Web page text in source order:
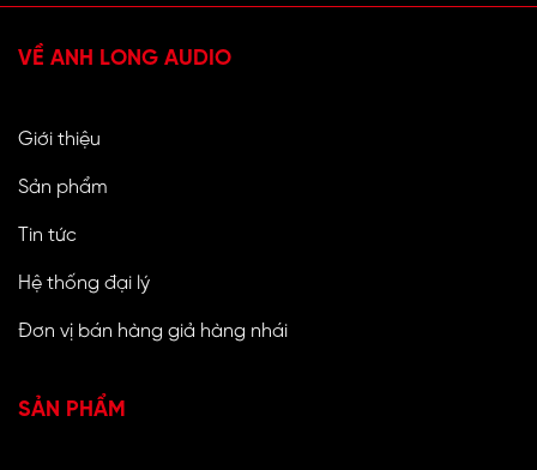
VỀ ANH LONG AUDIO
Giới thiệu
Sản phẩm
Tin tức
Hệ thống đại lý
Đơn vị bán hàng giả hàng nhái
SẢN PHẨM